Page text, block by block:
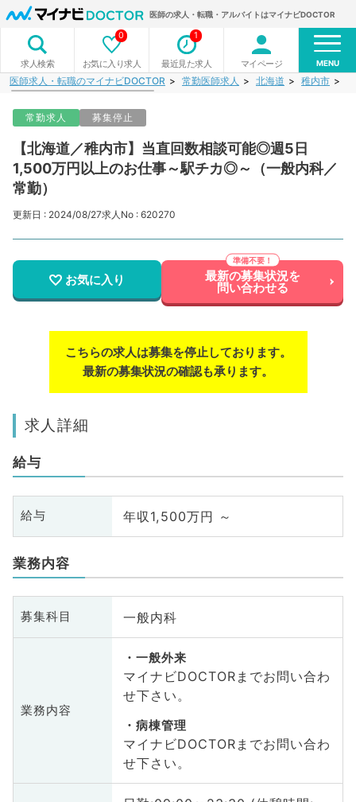
医師の求人・転職・アルバイトはマイナビDOCTOR
求人検索 お気に入り求人
0
最近見た求人
1
マイページ MENU
医師求人・転職のマイナビDOCTOR 常勤医師求人 北海道 稚内市
常勤求人 募集停止
【北海道／稚内市】当直回数相談可能◎週5日
1,500万円以上のお仕事～駅チカ◎～（一般内科／
常勤）
更新日 : 2024/08/27求人No : 620270
お気に入り 最新の募集状況を
問い合わせる
こちらの求人は募集を停止しております。
最新の募集状況の確認も承ります。
求人詳細
給与
給与 年収1,500万円 ～
業務内容
募集科目 一般内科
業務内容
一般外来
マイナビDOCTORまでお問い合わ
せ下さい。
病棟管理
マイナビDOCTORまでお問い合わ
せ下さい。